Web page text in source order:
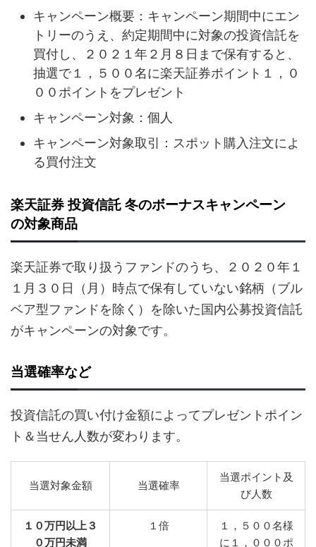
キャンペーン概要：キャンペーン期間中にエン
トリーのうえ、約定期間中に対象の投資信託を
買付し、２０２１年２月８日まで保有すると、
抽選で１，５００名に楽天証券ポイント１，０
００ポイントをプレゼント
キャンペーン対象：個人
キャンペーン対象取引：スポット購入注文によ
る買付注文
楽天証券 投資信託 冬のボーナスキャンペーン
の対象商品
楽天証券で取り扱うファンドのうち、２０２０年１
１月３０日（月）時点で保有していない銘柄（ブル
ベア型ファンドを除く）を除いた国内公募投資信託
がキャンペーンの対象です。
当選確率など
投資信託の買い付け金額によってプレゼントポイン
ト＆当せん人数が変わります。
当選対象金額 当選確率
当選ポイント及
び人数
１０万円以上３
０万円未満
１倍
１，５００名様
に１，０００ポ